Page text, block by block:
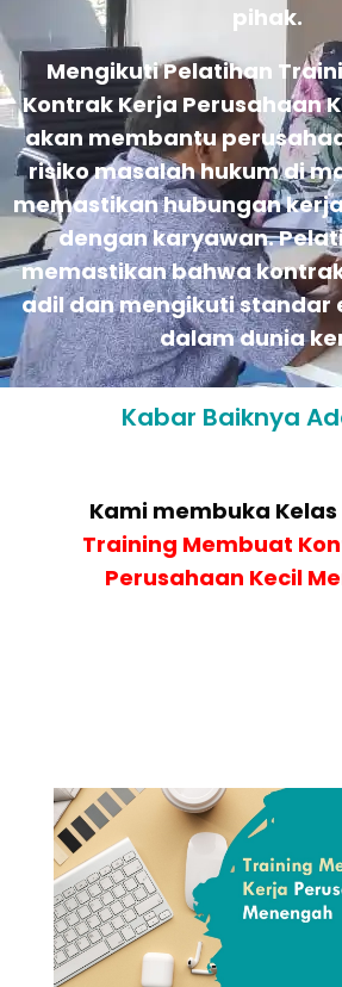
pihak.
Mengikuti Pelatihan
Kontrak Kerja Perusahaan
akan membantu
risiko masalah hukum di
memastikan hubungan
dengan karyawan.
memastikan bahwa
adil dan mengikuti standar
dalam dunia
Kabar Baiknya
Kami membuka Kelas
Training Membuat
Perusahaan Kecil